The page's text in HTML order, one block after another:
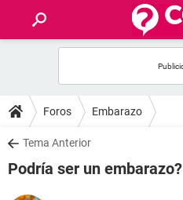
FOROS
SALUD
Foros Embarazo
Tema Anterior
Podría ser un embarazo?